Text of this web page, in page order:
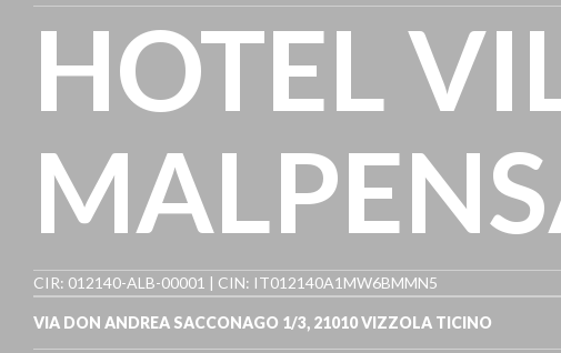
HOTEL
CIR: 012140-ALB-00001 | CIN: IT012140A1MW6BMMN5
VIA DON ANDREA SACCONAGO 1/3, 21010VIZZOLA TICINO